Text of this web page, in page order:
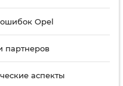
Opel
партнеров
аспекты